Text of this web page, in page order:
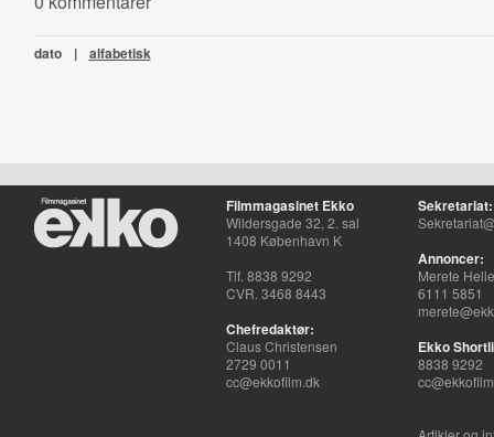
dato | alfabetisk
Filmmagasinet Ekko
Wildersgade 32, 2. sal
1408 København K
Tlf. 8838 9292
CVR. 3468 8443
Chefredaktør:
Claus Christensen
2729 0011
cc@ekkofilm.dk
Sekretariat:
Annoncer:
Merete
6111 5851
Ekko
8838 9292